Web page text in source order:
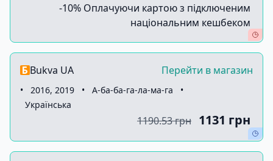
-10% Оплачуючи картою з підключеним
національним кешбеком
Bukva UA Перейти в магазин
• 2016, 2019 • А-ба-ба-га-ла-ма-га
•
Українська
1190.53 грн 1131 грн